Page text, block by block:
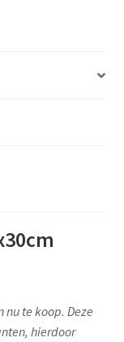
nu te koop. Deze
hierdoor